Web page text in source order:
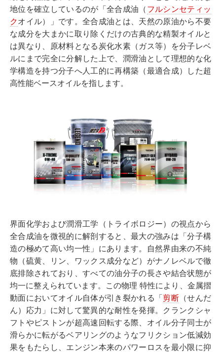
地位を確立しているのが「全合成油（ フルシンセティッ
クオイル）」です。全合成油とは、天然の原油から不要
な成分を大まかに取り除くだけの古典的な精製オイルと
は異なり、原材料となる炭化水素（ガス等）を分子レベ
ルにまで完全に分解した上で、潤滑油として理想的な化
学構造を持つ分子へ人工的に再構築（最適合成）した超
高性能ベースオイルを指します。
界面化学および潤滑工学（トライボロジー）の視点から
全合成油を微視的に解剖すると、最大の強みは「分子構
造の極めて高い均一性」にあります。自然界由来の不純
物（硫黄、リン、ワックス成分など）がナノレベルで徹
底排除されており、すべての油分子の長さや結合状態が
均一に整えられています。この物理 特性により、金属摺
動面においてオイル自体が引き裂かれる「 剪断 （せんだ
ん）応力」に対して驚異的な耐性を発揮。クランクシャ
フトやピストンが超高速回転する際、オイル分子同士が
滑らかに転がるベアリングのようなフリクション低減効
果をもたらし、エンジン本来のパワーロスを最小限に抑